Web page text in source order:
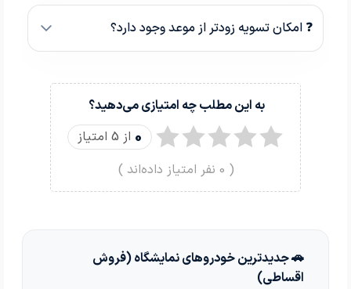
❓ امکان تسویه زودتر از موعد وجود دارد؟
به این مطلب چه امتیازی می‌دهید؟
0 از 5 امتیاز
(
0 نفر امتیاز داده‌اند )
🚗 جدیدترین خودروهای نمایشگاه (فروش
اقساطی)